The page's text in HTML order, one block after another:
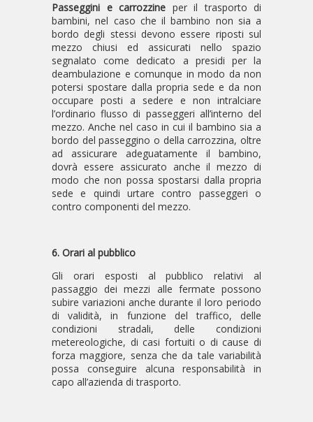
Passeggini e carrozzine per il trasporto di
bambini, nel caso che il bambino non sia a
bordo degli stessi devono essere riposti sul
mezzo chiusi ed assicurati nello spazio
segnalato come dedicato a presidi per la
deambulazione e comunque in modo da non
potersi spostare dalla propria sede e da non
occupare posti a sedere e non intralciare
l’ordinario flusso di passeggeri all’interno del
mezzo. Anche nel caso in cui il bambino sia a
bordo del passeggino o della carrozzina, oltre
ad assicurare adeguatamente il bambino,
dovrà essere assicurato anche il mezzo di
modo che non possa spostarsi dalla propria
sede e quindi urtare contro passeggeri o
contro componenti del mezzo.
6. Orari al pubblico
Gli orari esposti al pubblico relativi al
passaggio dei mezzi alle fermate possono
subire variazioni anche durante il loro periodo
di validità, in funzione del traffico, delle
condizioni stradali, delle condizioni
metereologiche, di casi fortuiti o di cause di
forza maggiore, senza che da tale variabilità
possa conseguire alcuna responsabilità in
capo all’azienda di trasporto.